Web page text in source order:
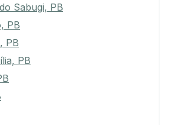
Sabugi, PB
PB
PB
PB